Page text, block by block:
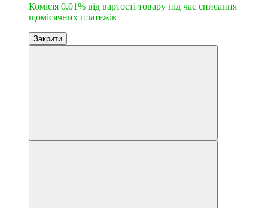
Комісія 0.01% від вартості товару під час списання
щомісячних платежів
Закрити